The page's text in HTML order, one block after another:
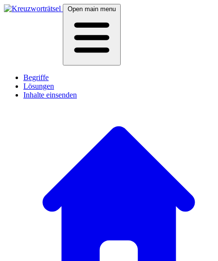
Open main menu
Begriffe
Lösungen
Inhalte einsenden